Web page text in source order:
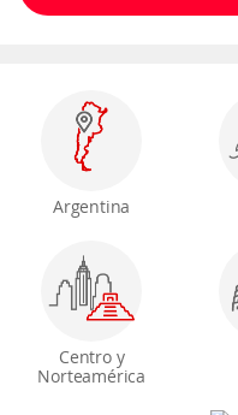
Argentina
Centro y
Norteamérica